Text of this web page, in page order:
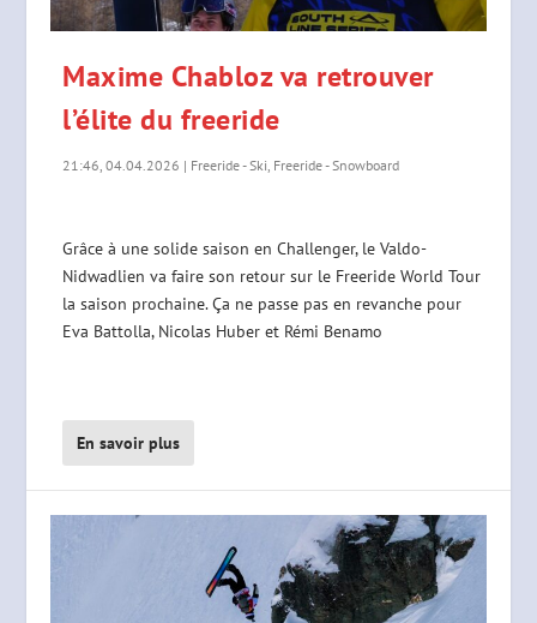
Maxime Chabloz va retrouver
l’élite du freeride
21:46, 04.04.2026 | Freeride - Ski, Freeride - Snowboard
Grâce à une solide saison en Challenger, le Valdo-
Nidwadlien va faire son retour sur le Freeride World Tour
la saison prochaine. Ça ne passe pas en revanche pour
Eva Battolla, Nicolas Huber et Rémi Benamo
En savoir plus